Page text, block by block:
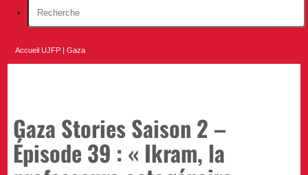
Accueil UJFP |Gaza
Gaza Stories Saison 2 –
Épisode 39 : « Ikram, la